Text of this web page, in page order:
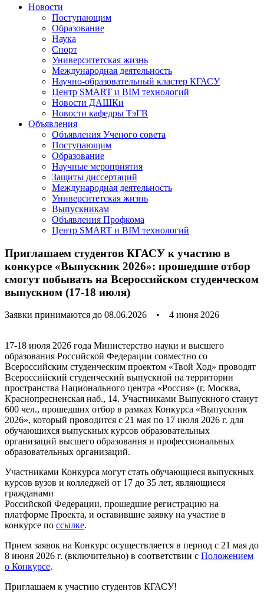
Новости
Поступающим
Образование
Наука
Спорт
Университетская жизнь
Международная деятельность
Научно-образовательный кластер КГАСУ
Центр SMART и BIM технологий
Новости ДАШКи
Новости кафедры ТэГВ
Объявления
Объявления Ученого совета
Поступающим
Образование
Научные мероприятия
Защиты диссертаций
Международная деятельность
Университетская жизнь
Выпускникам
Объявления Профкома
Центр SMART и BIM технологий
Приглашаем студентов КГАСУ к участию в
конкурсе «Выпускник 2026»: прошедшие отбор
смогут побывать на Всероссийском студенческом
выпускном (17-18 июля)
Заявки принимаются до 08.06.2026 • 4 июня 2026
17-18 июля 2026 года Министерство науки и высшего
образования Российской Федерации совместно со
Всероссийским студенческим проектом «Твой Ход» проводят
Всероссийский студенческий выпускной на территории
пространства Национального центра «Россия» (г. Москва,
Краснопресненская наб., 14. Участниками Выпускного станут
600 чел., прошедших отбор в рамках Конкурса «Выпускник
2026», который проводится с 21 мая по 17 июля 2026 г. для
обучающихся выпускных курсов образовательных
организаций высшего образования и профессиональных
образовательных организаций.
Участниками Конкурса могут стать обучающиеся выпускных
курсов вузов и колледжей от 17 до 35 лет, являющиеся
гражданами
Российской Федерации, прошедшие регистрацию на
платформе Проекта, и оставившие заявку на участие в
конкурсе по ссылке.
Прием заявок на Конкурс осуществляется в период с 21 мая до
8 июня 2026 г. (включительно) в соответствии с Положением
о Конкурсе.
Приглашаем к участию студентов КГАСУ!